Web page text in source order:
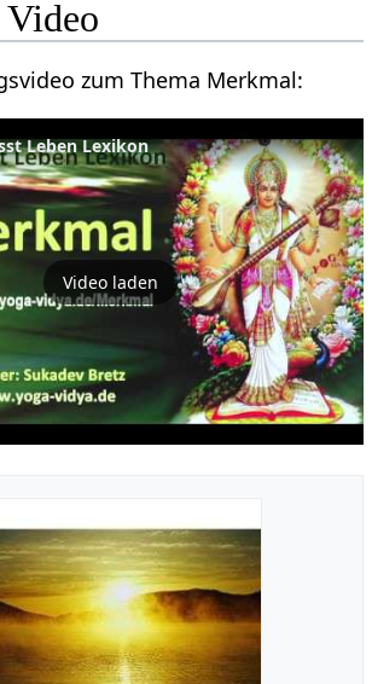
Merkmal‏‎ Video
Kurzes Vortragsvideo zum Thema Merkmal‏‎:
Leben Lexikon
Video laden